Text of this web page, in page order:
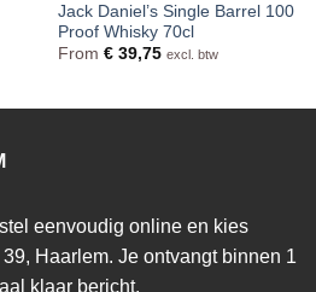
Jack Daniel’s Single Barrel 100
Proof Whisky 70cl
From €39,75 excl. btw
eenvoudig online en kies
Haarlem. Je ontvangt binnen 1
klaar bericht.